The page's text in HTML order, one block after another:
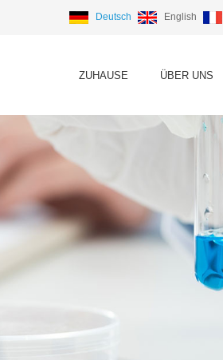
Deutsch English
ZUHAUSE ÜBER UNS